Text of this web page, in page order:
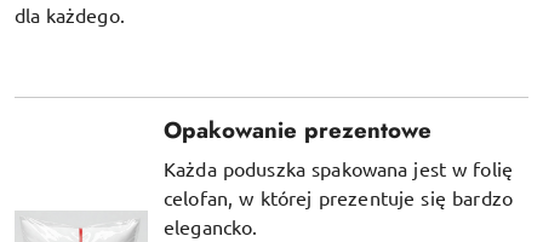
dla każdego.
Opakowanie prezentowe
Każda poduszka spakowana jest w folię
celofan, w której prezentuje się bardzo
elegancko.